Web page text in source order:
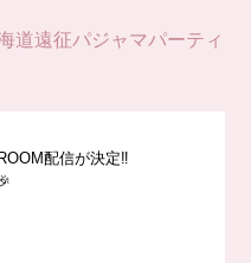
道遠征パジャマパーティ
配信が決定‼️